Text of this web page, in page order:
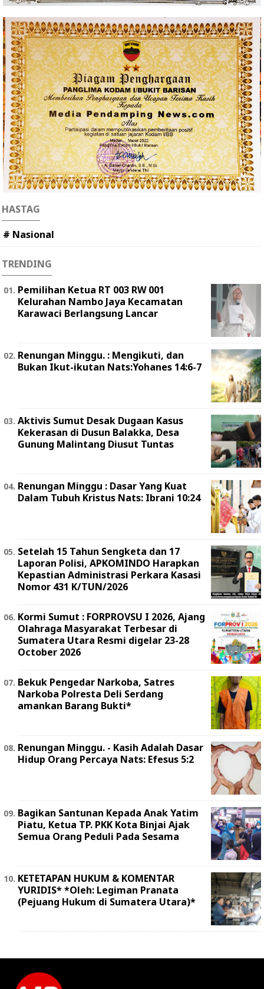
HASTAG
# Nasional
TRENDING
Pemilihan Ketua RT 003 RW 001
Kelurahan Nambo Jaya Kecamatan
Karawaci Berlangsung Lancar
Renungan Minggu. : Mengikuti, dan
Bukan Ikut-ikutan Nats:Yohanes 14:6-7
Aktivis Sumut Desak Dugaan Kasus
Kekerasan di Dusun Balakka, Desa
Gunung Malintang Diusut Tuntas
Renungan Minggu : Dasar Yang Kuat
Dalam Tubuh Kristus Nats: Ibrani 10:24
Setelah 15 Tahun Sengketa dan 17
Laporan Polisi, APKOMINDO Harapkan
Kepastian Administrasi Perkara Kasasi
Nomor 431 K/TUN/2026
Kormi Sumut : FORPROVSU I 2026, Ajang
Olahraga Masyarakat Terbesar di
Sumatera Utara Resmi digelar 23-28
October 2026
Bekuk Pengedar Narkoba, Satres
Narkoba Polresta Deli Serdang
amankan Barang Bukti*
Renungan Minggu. - Kasih Adalah Dasar
Hidup Orang Percaya Nats: Efesus 5:2
Bagikan Santunan Kepada Anak Yatim
Piatu, Ketua TP. PKK Kota Binjai Ajak
Semua Orang Peduli Pada Sesama
KETETAPAN HUKUM & KOMENTAR
YURIDIS* *Oleh: Legiman Pranata
(Pejuang Hukum di Sumatera Utara)*